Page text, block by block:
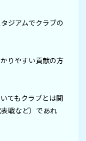
ジアムでクラブの
りやすい貢献の方
てもクラブとは関
戦など）であれ